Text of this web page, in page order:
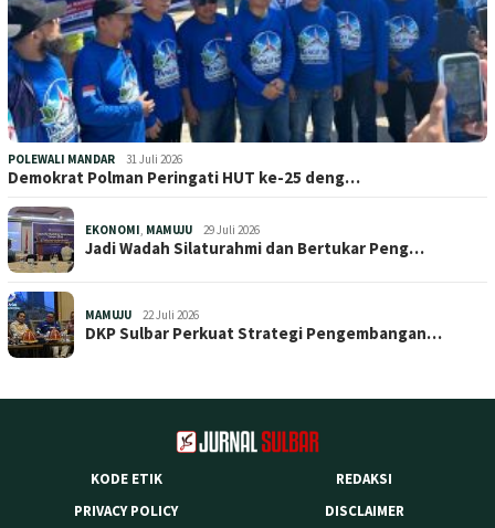
POLEWALI MANDAR 31 Juli 2026
Demokrat Polman Peringati HUT ke-25 deng…
EKONOMI, MAMUJU 29 Juli 2026
Jadi Wadah Silaturahmi dan Bertukar Peng…
MAMUJU 22 Juli 2026
DKP Sulbar Perkuat Strategi Pengembangan…
KODE ETIK
REDAKSI
PRIVACY POLICY
DISCLAIMER